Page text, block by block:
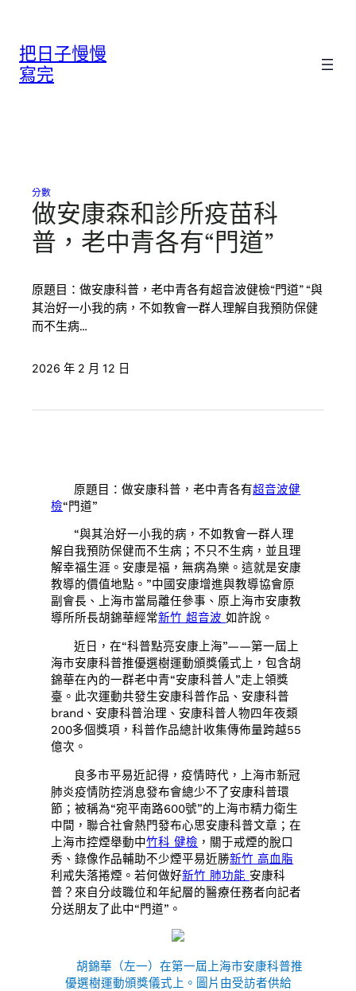
把日子慢慢
寫完
分數
做安康森和診所疫苗科
普，老中青各有“門道”
原題目：做安康科普，老中青各有超音波健檢“門道” “與
其治好一小我的病，不如教會一群人理解自我預防保健
而不生病…
2026 年 2 月 12 日
原題目：做安康科普，老中青各有超音波健
檢“門道”
“與其治好一小我的病，不如教會一群人理
解自我預防保健而不生病；不只不生病，並且理
解幸福生涯。安康是福，無病為樂。這就是安康
教導的價值地點。”中國安康增進與教導協會原
副會長、上海市當局離任參事、原上海市安康教
導所所長胡錦華經常新竹 超音波如許說。
近日，在“科普點亮安康上海”——第一屆上
海市安康科普推優選樹運動頒獎儀式上，包含胡
錦華在內的一群老中青“安康科普人”走上領獎
臺。此次運動共發生安康科普作品、安康科普
brand、安康科普治理、安康科普人物四年夜類
200多個獎項，科普作品總計收集傳佈量跨越55
億次。
良多市平易近記得，疫情時代，上海市新冠
肺炎疫情防控消息發布會總少不了安康科普環
節；被稱為“宛平南路600號”的上海市精力衛生
中間，聯合社會熱門發布心思安康科普文章；在
上海市控煙舉動中竹科 健檢 ，關于戒煙的脫口
秀、錄像作品輔助不少煙平易近勝新竹 高血脂
利戒失落捲煙。若何做好新竹 肺功能 安康科
普？來自分歧職位和年紀層的醫療任務者向記者
分送朋友了此中“門道”。
胡錦華（左一）在第一屆上海市安康科普推
優選樹運動頒獎儀式上。圖片由受訪者供給